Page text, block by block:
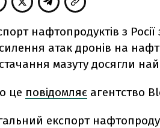
нафтопродуктів з
атак дронів на
мазуту досягли
це повідомляє агентство
експорт